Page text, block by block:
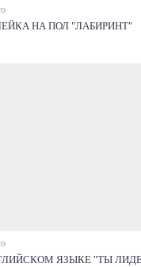
НА ПОЛ "ЛАБИРИНТ"
ЯЗЫКЕ "ТЫ